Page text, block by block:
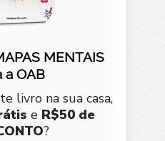
MENTAIS
a OAB
livro na sua casa,
e R$50 de
?